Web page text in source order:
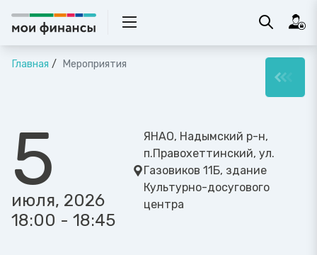
Главная Мероприятия
5
июля, 2026
18:00 - 18:45
ЯНАО, Надымский р-н,
п.Правохеттинский, ул.
Газовиков 11Б, здание
Культурно-досугового
центра